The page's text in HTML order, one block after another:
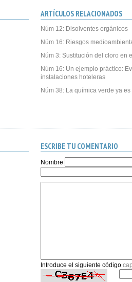
ARTÍCULOS RELACIONADOS
Núm 12: Disolventes orgánicos
Núm 16: Riesgos
Núm 3: Sustitución del cloro en
Núm 16: Un ejemplo práctico:
instalaciones hoteleras
Núm 38: La química verde ya
ESCRIBE TU COMENTARIO
Nombre
Introduce el siguiente código